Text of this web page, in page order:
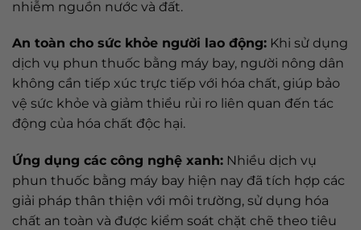
nhiễm nguồn nước và đất.
An toàn cho sức khỏe người lao động: Khi sử dụng
dịch vụ phun thuốc bằng máy bay, người nông dân
không cần tiếp xúc trực tiếp với hóa chất, giúp bảo
vệ sức khỏe và giảm thiểu rủi ro liên quan đến tác
động của hóa chất độc hại.
Ứng dụng các công nghệ xanh: Nhiều dịch vụ
phun thuốc bằng máy bay hiện nay đã tích hợp các
giải pháp thân thiện với môi trường, sử dụng hóa
chất an toàn và được kiểm soát chặt chẽ theo tiêu